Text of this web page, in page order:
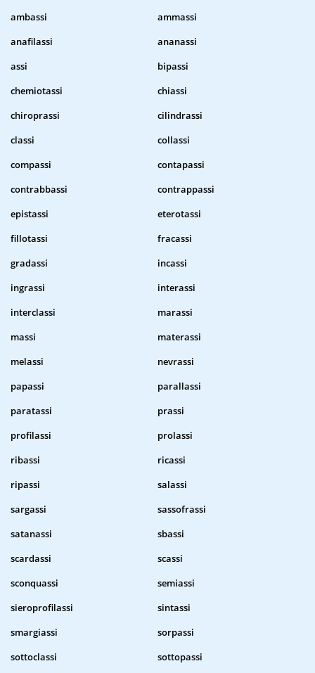
ambassi
ammassi
anafilassi
ananassi
assi
bipassi
chemiotassi
chiassi
chiroprassi
cilindrassi
classi
collassi
compassi
contapassi
contrabbassi
contrappassi
epistassi
eterotassi
fillotassi
fracassi
gradassi
incassi
ingrassi
interassi
interclassi
marassi
massi
materassi
melassi
nevrassi
papassi
parallassi
paratassi
prassi
profilassi
prolassi
ribassi
ricassi
ripassi
salassi
sargassi
sassofrassi
satanassi
sbassi
scardassi
scassi
sconquassi
semiassi
sieroprofilassi
sintassi
smargiassi
sorpassi
sottoclassi
sottopassi